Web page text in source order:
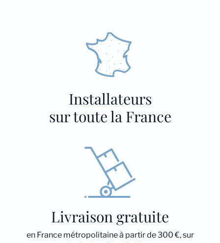
Installateurs
sur toute la France
Livraison gratuite
en France métropolitaine à partir de 300 €, sur